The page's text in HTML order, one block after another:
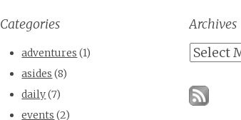
Categories
adventures (1)
asides (8)
daily(7)
events (2)
Archives
Archives